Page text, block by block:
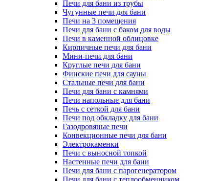
Печи для бани из трубы
Чугунные печи для бани
Печи на 3 помещения
Печи для бани с баком для воды
Печи в каменной облицовке
Кирпичные печи для бани
Мини-печи для бани
Круглые печи для бани
Финские печи для сауны
Стальные печи для бани
Печи для бани с камнями
Печи напольные для бани
Печь с сеткой для бани
Печи под обкладку для бани
Газодровяные печи
Конвекционные печи для бани
Электрокаменки
Печи с выносной топкой
Настенные печи для бани
Печи для бани с парогенератором
Печи для бани с теплообменником